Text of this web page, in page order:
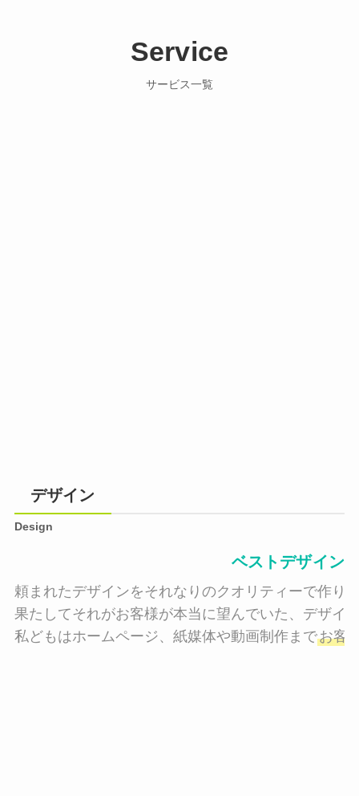
Service
サービス一覧
デザイン
Design
ベストデザイン
頼まれたデザインをそれなりのクオリティーで作り
果たしてそれがお客様が本当に望んでいた、デザイ
私どもはホームページ、紙媒体や動画制作までお客